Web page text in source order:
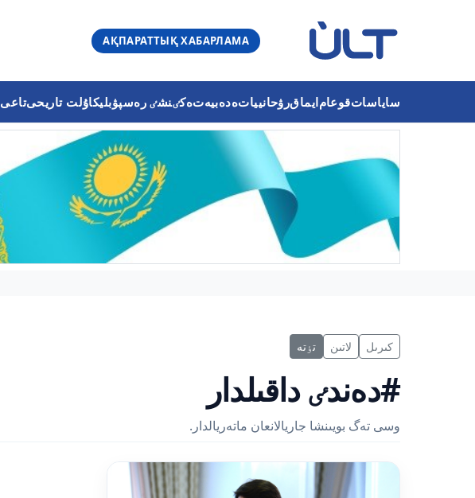
АҚПАРАТТЫҚ ХАБАРЛАМА
ساياساتقوعامايماقرۋحانيياتەدەبيەتەكٸنشٸ رەسپۋبليكاۇلت تاريحىتاعى
كىرىل لاتىن تٶتە
#دەندٸ داقىلدار
وسى تەگ بويىنشا جاريالانعان ماتەريالدار.